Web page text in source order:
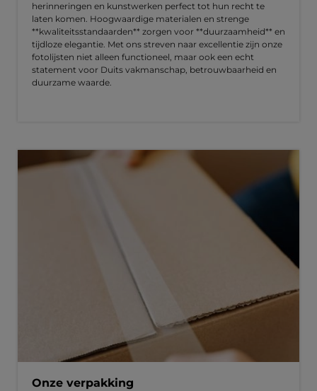
herinneringen en kunstwerken perfect tot hun recht te
laten komen. Hoogwaardige materialen en strenge
**kwaliteitsstandaarden** zorgen voor **duurzaamheid** en
tijdloze elegantie. Met ons streven naar excellentie zijn onze
fotolijsten niet alleen functioneel, maar ook een echt
statement voor Duits vakmanschap, betrouwbaarheid en
duurzame waarde.
Onze verpakking